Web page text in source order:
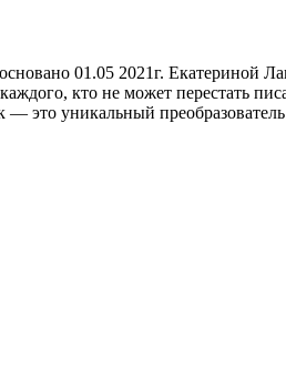
01.05 2021г. Екатериной
кто не может перестать
— это уникальный